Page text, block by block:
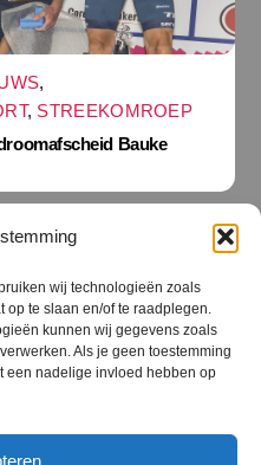
wij technologieën zoals
op te slaan en/of te raadplegen.
kunnen wij gegevens zoals
Als je geen toestemming
een nadelige invloed hebben op
,
, STREEKOMROEP
Bauke
Terug
naar
boven